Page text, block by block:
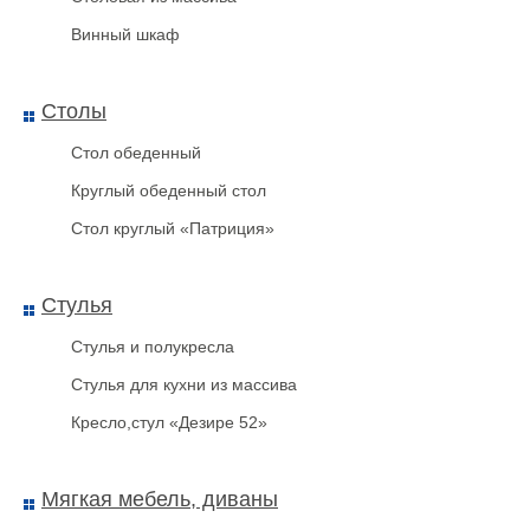
кровать двухспальная
Винный шкаф
Столы
Стол обеденный
Круглый обеденный стол
Стол круглый «Патриция»
Стулья
Стулья и полукресла
Стулья для кухни из массива
Кресло,стул «Дезире 52»
Мягкая мебель, диваны